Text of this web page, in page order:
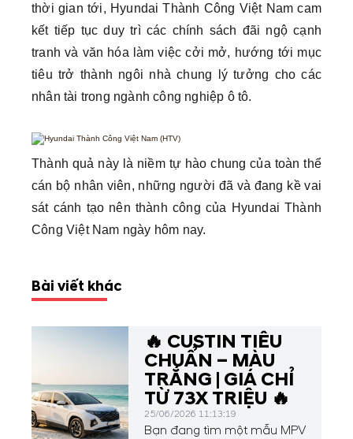
thời gian tới, Hyundai Thành Công Việt Nam cam
kết tiếp tục duy trì các chính sách đãi ngộ cạnh
tranh và văn hóa làm việc cởi mở, hướng tới mục
tiêu trở thành ngôi nhà chung lý tưởng cho các
nhân tài trong ngành công nghiệp ô tô.
Thành quả này là niềm tự hào chung của toàn thể
cán bộ nhân viên, những người đã và đang kề vai
sát cánh tạo nên thành công của Hyundai Thành
Công Việt Nam ngày hôm nay.
Bài viết khác
🔥 CUSTIN TIÊU
CHUẨN – MÀU
TRẮNG | GIÁ CHỈ
TỪ 73X TRIỆU 🔥
25/06/2026 11:13:19
Bạn đang tìm một mẫu MPV